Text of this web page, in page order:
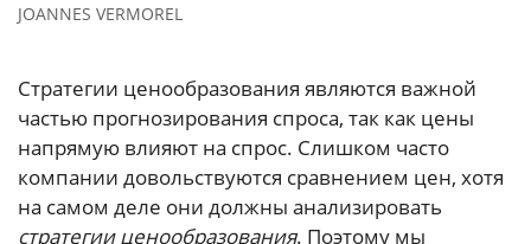
JOANNES VERMOREL
Стратегии ценообразования являются важной
частью прогнозирования спроса, так как цены
напрямую влияют на спрос. Слишком часто
компании довольствуются сравнением цен, хотя
на самом деле они должны анализировать
стратегии ценообразования. Поэтому мы